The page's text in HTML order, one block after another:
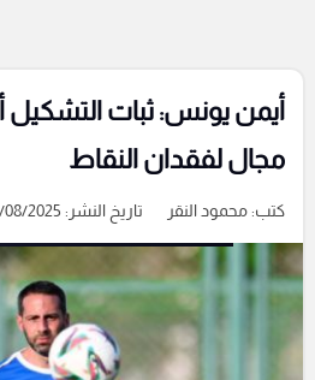
أيمن يونس: ثبات التشكيل
مجال لفقدان النقاط
كتب:محمود النقر تاريخ النشر: 01/08/2025